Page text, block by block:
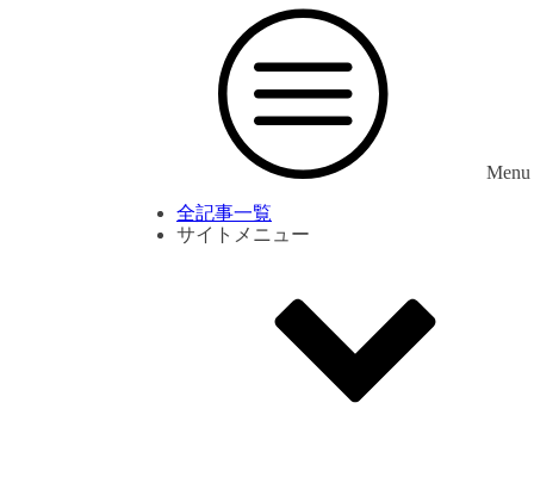
Menu
全記事一覧
サイトメニュー